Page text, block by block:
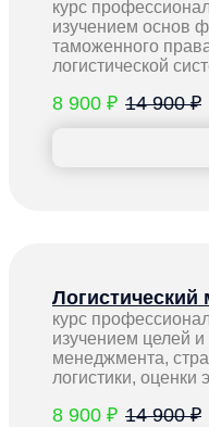
курс
изучением основ
таможенного
логистической
8 900 ₽ 14 900 ₽
курс
изучением целей и
менеджмента,
логистики, оценки
8 900 ₽ 14 900 ₽